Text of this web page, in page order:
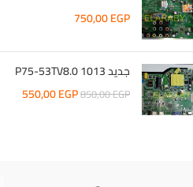
750,00EGP
جديد 1013 P75-53TV8.0
850,00EGP
550,00EGP